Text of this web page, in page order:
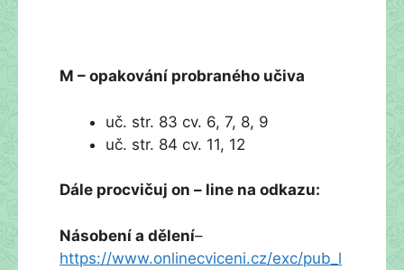
M – opakování probraného učiva
uč. str. 83 cv. 6, 7, 8, 9
uč. str. 84 cv. 11, 12
Dále procvičuj on – line na odkazu:
Násobení a dělení–
https://www.onlinecviceni.cz/exc/pub_l